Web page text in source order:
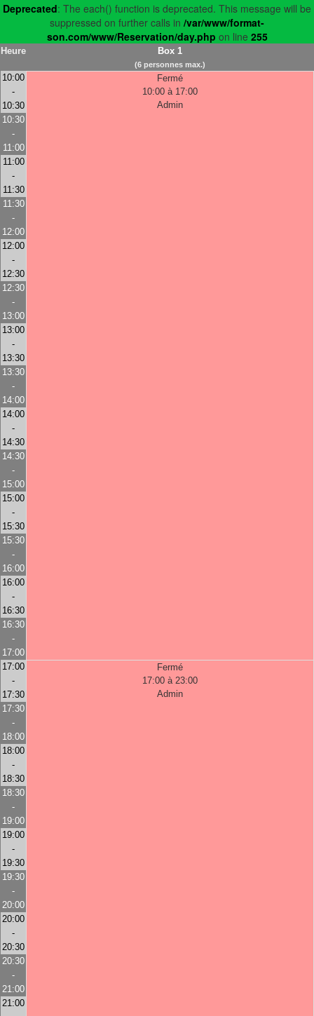
Deprecated: The each() function is deprecated. This message will be
suppressed on further calls in /var/www/format-
son.com/www/Reservation/day.php on line 255
Heure Box 1
(6 personnes max.)
10:00
-
10:30
Fermé
10:00 à 17:00
Admin
10:30
-
11:00
11:00
-
11:30
11:30
-
12:00
12:00
-
12:30
12:30
-
13:00
13:00
-
13:30
13:30
-
14:00
14:00
-
14:30
14:30
-
15:00
15:00
-
15:30
15:30
-
16:00
16:00
-
16:30
16:30
-
17:00
17:00
-
17:30
Fermé
17:00 à 23:00
Admin
17:30
-
18:00
18:00
-
18:30
18:30
-
19:00
19:00
-
19:30
19:30
-
20:00
20:00
-
20:30
20:30
-
21:00
21:00